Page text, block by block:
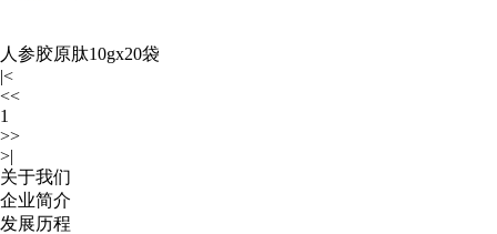
人参胶原肽10gx20袋
|<
<<
1
>>
>|
关于我们
企业简介
发展历程